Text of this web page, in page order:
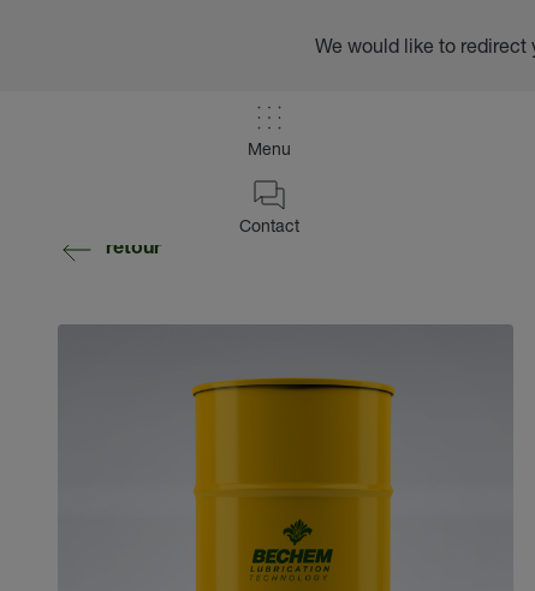
Menu
Contact
We would like to redirect
retour